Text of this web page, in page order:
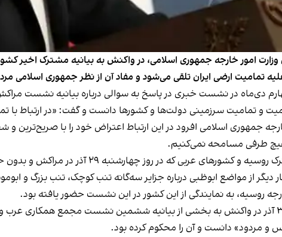
امور خارجه جمهوری اسلامی، در واکنش به بیانیه مشترک اخیر
علیه تمامیت ارضی ایران تلقی می‌شود و مفاد آن از نظر جمهوری اسلامی
دی‌ماه در نشست خبری در پاسخ به سوالی درباره بیانیه نشست
و تمامیت سرزمینی دولت‌ها و کشورها دانست و گفت: «در ارتباط با
جمهوری اسلامی افرود در این ارتباط اعتراض خود را با صریح‌ترین و
طرفی مسامحه نمی‌کنیم.
در جریان نشست مشترک روسیه و
دیگر از مواضع ابوظبی درباره جزایر سه‌گانه تنب‌ کوچک، تنب بزرگ و
روسیه، به نمایندگی از این کشور در این نشست حضور یافته بود.
کنعانی روز پنج‌شنبه ۳۰ آذر در واکنش به بخشی از بیانیه ششمین نشست مجمع
و مردود» دانست و آن را محکوم کرده بود.